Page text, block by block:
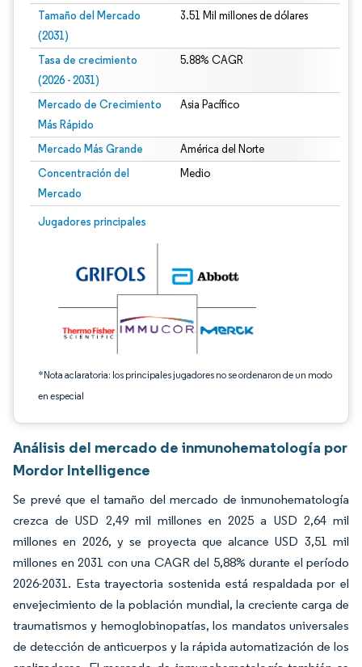
Tamaño del Mercado
(2031)
3.51 Mil millones de dólares
Tasa de crecimiento
(2026 - 2031)
5.88% CAGR
Mercado de Crecimiento
Más Rápido
Asia Pacífico
Mercado Más Grande América del Norte
Concentración del
Mercado
Medio
Jugadores principales
*Nota aclaratoria: los principales jugadores no se ordenaron de un modo
en especial
Imagen © Mordor Intelligence. El uso requiere atribución según CC BY 4.0.
Análisis del mercado de inmunohematología por
Mordor Intelligence
Se prevé que el tamaño del mercado de inmunohematología
crezca de USD 2,49 mil millones en 2025 a USD 2,64 mil
millones en 2026, y se proyecta que alcance USD 3,51 mil
millones en 2031 con una CAGR del 5,88% durante el período
2026-2031. Esta trayectoria sostenida está respaldada por el
envejecimiento de la población mundial, la creciente carga de
traumatismos y hemoglobinopatías, los mandatos universales
de detección de anticuerpos y la rápida automatización de los